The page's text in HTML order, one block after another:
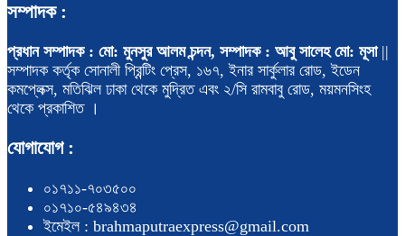
সম্পাদক :
প্রধান সম্পাদক : মো: মুনসুর আলম চন্দন, সম্পাদক : আবু সালেহ মো: মূসা||
সম্পাদক কর্তৃক সোনালী প্রিন্টিং প্রেস, ১৬৭, ইনার সার্কুলার রোড, ইডেন
কমপ্লেক্স, মতিঝিল ঢাকা থেকে মুদ্রিত এবং ২/সি রামবাবু রোড, ময়মনসিংহ
থেকে প্রকাশিত ।
যোগাযোগ :
০১৭১১-৭০৩৫০০
০১৭১০-৫৪৯৪৩৪
ইমেইল : brahmaputraexpress@gmail.com